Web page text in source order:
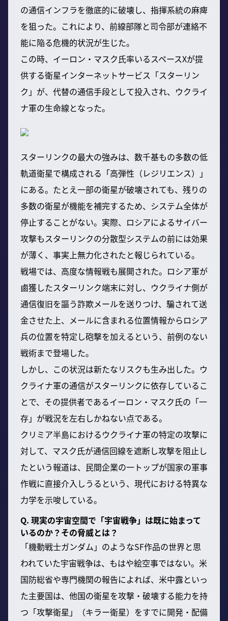
の通信インフラを徹底的に破壊し、指揮系統の麻痺
を狙った。これにより、前線部隊と司令部が連絡不
能に陥る危機的状況が生じた。
この時、イーロン・マスク氏率いるスペースXが提
供する衛星インターネットサービス「スターリン
ク」が、代替の通信手段として投入され、ウクライ
ナ軍の生命線となった。
スターリンクの最大の強みは、数千基もの多数の低
軌道衛星で構成される「高弾性（レジリエンス）」
にある。たとえ一部の衛星が破壊されても、残りの
多数の衛星が機能を補完するため、システム全体が
停止することがない。実際、ロシアによるサイバー
攻撃もスターリンクの分散型システムの前には効果
が薄く、事実上無力化されたと報じられている。
戦場では、高度な情報戦も展開された。ロシア軍が
鹵獲したスターリンク端末に対し、ウクライナ側が
通信復旧を謳う詐欺メールを送りつけ、騙されて送
金させた上、メールに含まれる位置情報からロシア
兵の位置を特定し砲撃を加えるという、前例のない
戦術まで登場した。
しかし、この状況は新たなリスクも生み出した。ウ
クライナ軍の通信がスターリンクに依存しているこ
とで、その提供者であるイーロン・マスク氏の「一
存」が戦況を左右しかねない点である。
クリミア半島におけるウクライナ軍の特定の攻撃に
対して、マスク氏が通信回線を遮断し攻撃を阻止し
たという報道は、民間企業の一トップが国家の軍事
作戦に直接介入しうるという、現代における特異な
力学を示唆している。
Q. 現実の宇宙空間で「宇宙戦争」は既に始まって
いるのか？その脅威とは？
「機動戦士ガンダム」のようなSF作品の世界と思
われていた宇宙戦争は、もはや絵空事ではない。米
国防総省や専門機関の報告によれば、米中露といっ
た主要国は、他国の衛星を攻撃・破壊する能力を持
つ「攻撃衛星」（キラー衛星）をすでに開発・配備